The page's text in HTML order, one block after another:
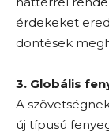
érdekeket
döntések
3. Globális
A
új típusú